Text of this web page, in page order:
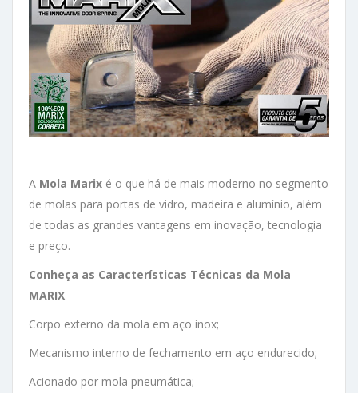
A Mola Marix é o que há de mais moderno no segmento
de molas para portas de vidro, madeira e alumínio, além
de todas as grandes vantagens em inovação, tecnologia
e preço.
Conheça as Características Técnicas da Mola
MARIX
Corpo externo da mola em aço inox;
Mecanismo interno de fechamento em aço endurecido;
Acionado por mola pneumática;